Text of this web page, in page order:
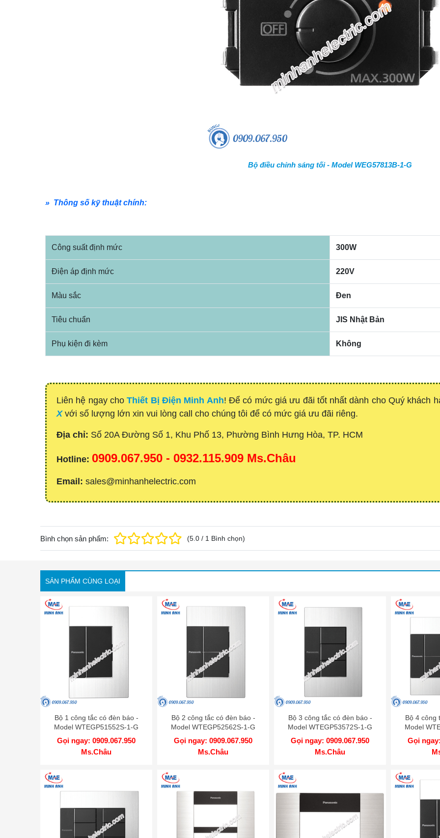
Bộ điều chỉnh sáng tối - Model WEG57813B-1-G
» Thông số kỹ thuật chính:
Công suất định mức 300W
Điện áp định mức 220V
Màu sắc Đen
Tiêu chuẩn JIS Nhật Bản
Phụ kiện đi kèm Không
Liên hệ ngay choThiết Bị Điện Minh Anh! Để có mức giá ưu đãi tốt nhất dành cho Quý khách
X với số lượng lớn xin vui lòng call cho chúng tôi để có mức giá ưu đãi riêng.
Địa chỉ: Số 20A Đường Số 1, Khu Phố 13, Phường Bình Hưng Hòa, TP. HCM
Hotline: 0909.067.950 - 0932.115.909 Ms.Châu
Email: sales@minhanhelectric.com
Bình chọn sản phẩm: (5.0 / 1 Bình chọn)
SẢN PHẨM CÙNG LOẠI
Bộ 1 công tắc có đèn báo -
Model WTEGP51552S-1-G
Gọi ngay: 0909.067.950
Ms.Châu
Bộ 2 công tắc có đèn báo -
Model WTEGP52562S-1-G
Gọi ngay: 0909.067.950
Ms.Châu
Bộ 3 công tắc có đèn báo -
Model WTEGP53572S-1-G
Gọi ngay: 0909.067.950
Ms.Châu
Bộ 4 công
Model
Gọi